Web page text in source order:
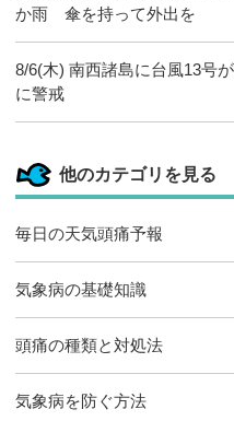
か雨 傘を持って外出を
8/6(木) 南西諸島に台風13号
に警戒
他のカテゴリを見る
毎日の天気頭痛予報
気象病の基礎知識
頭痛の種類と対処法
気象病を防ぐ方法